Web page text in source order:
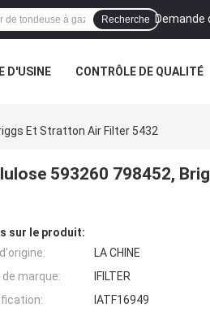
Demande
Recherche
D'USINE CONTRÔLE DE QUALITÉ
Et Stratton Air Filter 5432
593260 798452,
sur le produit:
LA CHINE
de marque:
IFILTER
IATF16949